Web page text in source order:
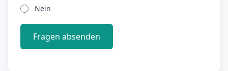
Nein
Fragen absenden